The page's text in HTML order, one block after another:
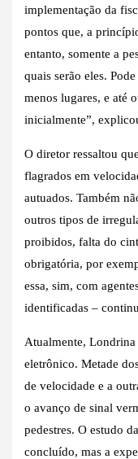
implementação da
pontos que, a
entanto, somente a
quais serão eles.
menos lugares, e até
inicialmente”,
O diretor ressaltou
flagrados em
autuados. Também
outros tipos de
proibidos, falta do
obrigatória, por
essa, sim, com
identificadas –
Atualmente, Londrina
eletrônico. Metade
de velocidade e a
o avanço de sinal
pedestres. O estudo
concluído, mas a